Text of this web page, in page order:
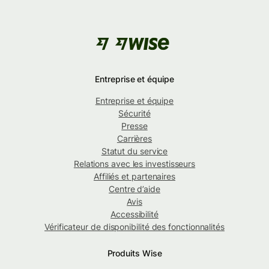
Entreprise et équipe
Entreprise et équipe
Sécurité
Presse
Carrières
Statut du service
Relations avec les investisseurs
Affiliés et partenaires
Centre d’aide
Avis
Accessibilité
Vérificateur de disponibilité des fonctionnalités
Produits Wise